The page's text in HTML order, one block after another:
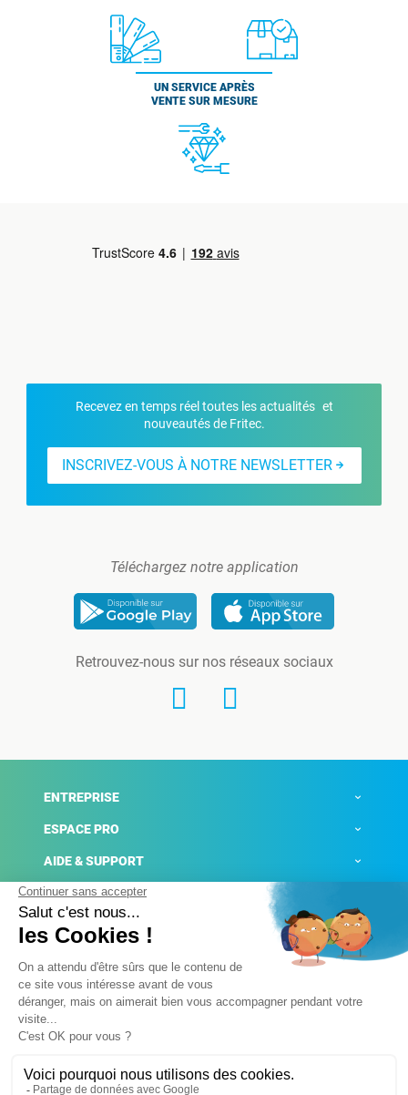
UN SERVICE APRÈS
VENTE SUR MESURE
Recevez en temps réel toutes les actualités et
nouveautés de Fritec.
INSCRIVEZ-VOUS À NOTRE NEWSLETTER
Téléchargez notre application
Retrouvez-nous sur nos réseaux sociaux
ENTREPRISE
ESPACE PRO
AIDE & SUPPORT
ACTUALITÉS
Mentions légales
Conditions générales de ventes